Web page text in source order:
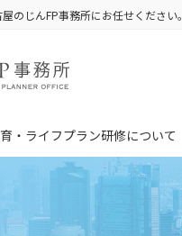
のじんFP事務所にお任せください。
・ライフプラン研修について